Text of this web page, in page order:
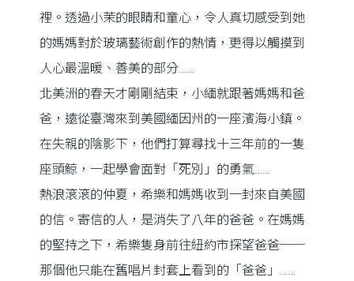
裡。透過小茉的眼睛和童心，令人真切感受到她
的媽媽對於玻璃藝術創作的熱情，更得以觸摸到
人心最溫暖、善美的部分……
北美洲的春天才剛剛結束，小緬就跟著媽媽和爸
爸，遠從臺灣來到美國緬因州的一座濱海小鎮。
在失親的陰影下，他們打算尋找十三年前的一隻
座頭鯨，一起學會面對「死別」的勇氣……
熱浪滾滾的仲夏，希樂和媽媽收到一封來自美國
的信。寄信的人，是消失了八年的爸爸。在媽媽
的堅持之下，希樂隻身前往紐約市探望爸爸──
那個他只能在舊唱片封套上看到的「爸爸」……